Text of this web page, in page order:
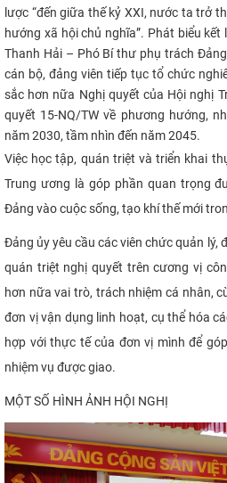
lược “đến giữa thế kỷ XXI, nước ta trở
hướng xã hội chủ nghĩa”. Phát biểu kết
Thanh Hải – Phó Bí thư phụ trách
cán bộ, đảng viên tiếp tục tổ chức
sắc hơn nữa Nghị quyết của Hội nghị
quyết 15-NQ/TW về phương hướng,
năm 2030, tầm nhìn đến năm 2045.
Việc học tập, quán triệt và triển khai
Trung ương là góp phần quan trọng
Đảng vào cuộc sống, tạo khí thế mới
Đảng ủy yêu cầu các viên chức quản lý,
quán triệt nghị quyết trên cương vị
hơn nữa vai trò, trách nhiệm cá nhân,
đơn vịvận dụng linh hoạt, cụ thể hóa
hợp với thực tế của đơn vị mình để
nhiệm vụ được giao.
MỘT SỐ HÌNH ẢNH HỘI NGHỊ